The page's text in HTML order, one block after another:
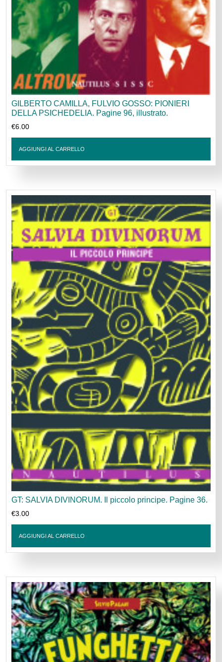
GILBERTO CAMILLA, FULVIO GOSSO: PIONIERI
DELLA PSICHEDELIA. Pagine 96, illustrato.
€6.00
AGGIUNGI AL CARRELLO
GT: SALVIA DIVINORUM. Il piccolo principe. Pagine 36.
€3.00
AGGIUNGI AL CARRELLO